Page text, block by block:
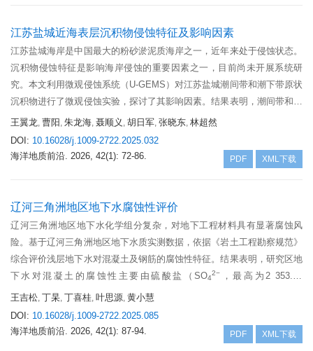
台风路径发生由南向北转移，这为中国沿海城市未来的气候应对策略提供
了新的视角。
江苏盐城近海表层沉积物侵蚀特征及影响因素
江苏盐城海岸是中国最大的粉砂淤泥质海岸之一，近年来处于侵蚀状态。
沉积物侵蚀特征是影响海岸侵蚀的重要因素之一，目前尚未开展系统研
究。本文利用微观侵蚀系统（U-GEMS）对江苏盐城潮间带和潮下带原状
沉积物进行了微观侵蚀实验，探讨了其影响因素。结果表明，潮间带和潮
下带沉积物侵蚀特征存在明显差异。潮间带沉积物临界侵蚀剪应力介于
0.2～0.6 N/m ，在0.6 N/m 剪应力下的侵蚀速率介于0.053～0.263
g·m
·s ；潮下带沉积物临界侵蚀剪应力介于0.3～0.69 N/m2，在0.6
−1。黏土含量是沉积
侵蚀特征影响较大，对非黏性沉积物的侵蚀特征影响不明显。受沉积环
境、水动力特征等因素影响，研究区潮间带可侵蚀性显著高于潮下带。该
研究丰富了近海冲淤演化理论，可为海岸侵蚀防护和海岸带的可持续发展
提供指导。
王翼龙, 曹阳 , 朱龙海, 聂顺义 , 胡日军, 张晓东, 林超然
DOI: 10.16028/j.1009-2722.2025.032
海洋地质前沿. 2026, 42(1): 72-86. PDF XML下载
辽河三角洲地区地下水腐蚀性评价
辽河三角洲地区地下水化学组分复杂，对地下工程材料具有显著腐蚀风
险。基于辽河三角洲地区地下水质实测数据，依据《岩土工程勘察规范》
综合评价浅层地下水对混凝土及钢筋的腐蚀性特征。结果表明，研究区地
下水对混凝土的腐蚀性主要由硫酸盐（SO4
2−
，最高为2 353.47
mg/L）、矿化度（最高为52 444.25 mg/L）及环境pH值（7.0～8.1）控
制。其中，SO4
含量在环境类型Ⅱ中达300～1 500 mg/L时判定为弱腐
蚀（占25%），局部区域（#18、#20站位）因SO
含量＞1 500 mg/L且
矿化度＞50 000 mg/L，腐蚀性升至中等级别（占10%）。弱透水层中侵
王吉松, 丁杲, 丁喜桂, 叶思源, 黄小慧
DOI: 10.16028/j.1009-2722.2025.085
海洋地质前沿. 2026, 42(1): 87-94. PDF XML下载